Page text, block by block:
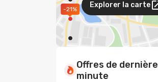
-21%
Explorer la carte
Offres de dernière
minute